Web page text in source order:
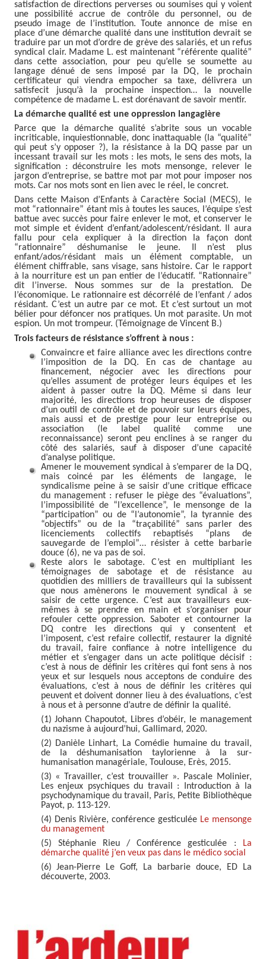
satisfaction de directions perverses ou soumises qui y voient
une possibilité accrue de contrôle du personnel, ou de
pseudo image de l’institution. Toute annonce de mise en
place d’une démarche qualité dans une institution devrait se
traduire par un mot d’ordre de grève des salariés, et un refus
syndical clair. Madame L. est maintenant “référente qualité”
dans cette association, pour peu qu’elle se soumette au
langage dénué de sens imposé par la DQ, le prochain
certificateur qui viendra empocher sa taxe, délivrera un
satisfecit jusqu’à la prochaine inspection… la nouvelle
compétence de madame L. est dorénavant de savoir mentir.
La démarche qualité est une oppression langagière
Parce que la démarche qualité s’abrite sous un vocable
incriticable, inquiestionnable, donc inattaquable (la “qualité”
qui peut s’y opposer ?), la résistance à la DQ passe par un
incessant travail sur les mots : les mots, le sens des mots, la
signification : déconstruire les mots mensonge, relever le
jargon d’entreprise, se battre mot par mot pour imposer nos
mots. Car nos mots sont en lien avec le réel, le concret.
Dans cette Maison d’Enfants à Caractère Social (MECS), le
mot “rationnaire” étant mis à toutes les sauces, l’équipe s’est
battue avec succès pour faire enlever le mot, et conserver le
mot simple et évident d’enfant/adolescent/résidant. Il aura
fallu pour cela expliquer à la direction la façon dont
“rationnaire” déshumanise le jeune. Il n’est plus
enfant/ados/résidant mais un élément comptable, un
élément chiffrable, sans visage, sans histoire. Car le rapport
à la nourriture est un pan entier de l’éducatif. “Rationnaire”
dit l’inverse. Nous sommes sur de la prestation. De
l’économique. Le rationnaire est décorrélé de l’enfant / ados
résidant. C’est un autre par ce mot. Et c’est surtout un mot
bélier pour défoncer nos pratiques. Un mot parasite. Un mot
espion. Un mot trompeur. (Témoignage de Vincent B.)
Trois facteurs de résistance s’offrent à nous :
Convaincre et faire alliance avec les directions contre
l’imposition de la DQ. En cas de chantage au
financement, négocier avec les directions pour
qu’elles assument de protéger leurs équipes et les
aident à passer outre la DQ. Même si dans leur
majorité, les directions trop heureuses de disposer
d’un outil de contrôle et de pouvoir sur leurs équipes,
mais aussi et de prestige pour leur entreprise ou
association (le label qualité comme une
reconnaissance) seront peu enclines à se ranger du
côté des salariés, sauf à disposer d’une capacité
d’analyse politique.
Amener le mouvement syndical à s’emparer de la DQ,
mais coincé par les éléments de langage, le
syndicalisme peine à se saisir d’une critique efficace
du management : refuser le piège des “évaluations”,
l’impossibilité de “l’excellence”, le mensonge de la
“participation” ou de “l’autonomie”, la tyrannie des
“objectifs” ou de la “traçabilité” sans parler des
licenciements collectifs rebaptisés “plans de
sauvegarde de l’emploi”… résister à cette barbarie
douce (6), ne va pas de soi.
Reste alors le sabotage. C’est en multipliant les
témoignages de sabotage et de résistance au
quotidien des milliers de travailleurs qui la subissent
que nous amènerons le mouvement syndical à se
saisir de cette urgence. C’est aux travailleurs eux-
mêmes à se prendre en main et s’organiser pour
refouler cette oppression. Saboter et contourner la
DQ contre les directions qui y consentent et
l’imposent, c’est refaire collectif, restaurer la dignité
du travail, faire confiance à notre intelligence du
métier et s’engager dans un acte politique décisif :
c’est à nous de définir les critères qui font sens à nos
yeux et sur lesquels nous acceptons de conduire des
évaluations, c’est à nous de définir les critères qui
peuvent et doivent donner lieu à des évaluations, c’est
à nous et à personne d’autre de définir la qualité.
(1) Johann Chapoutot, Libres d’obéir, le management
du nazisme à aujourd’hui, Gallimard, 2020.
(2) Danièle Linhart, La Comédie humaine du travail,
de la déshumanisation taylorienne à la sur-
humanisation managériale, Toulouse, Erès, 2015.
(3) « Travailler, c’est trouvailler ». Pascale Molinier,
Les enjeux psychiques du travail : Introduction à la
psychodynamique du travail, Paris, Petite Bibliothèque
Payot, p. 113-129.
(4) Denis Rivière, conférence gesticulée Le mensonge
du management
(5) Stéphanie Rieu / Conférence gesticulée :
La
démarche qualité j’en veux pas dans le médico social
(6) Jean-Pierre Le Goff, La barbarie douce, ED La
découverte, 2003.